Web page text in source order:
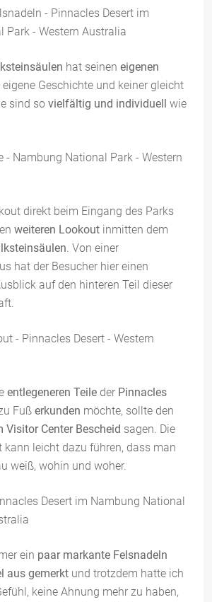
hat seinen eigenen
eigene Geschichte und keiner gleicht
sind so vielfältig und individuell wie
direkt beim Eingang des Parks
weiteren Lookout inmitten dem
. Von einer
hat der Besucher hier einen
auf den hinteren Teil dieser
entlegeneren Teile der Pinnacles
Fuß erkunden möchte, sollte den
Visitor Center Bescheid sagen. Die
kann leicht dazu führen, dass man
weiß, wohin und woher.
ein paar markante Felsnadeln
aus gemerkt und trotzdem hatte ich
keine Ahnung mehr zu haben,